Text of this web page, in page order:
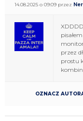
14.08.2025 o 09:09 przez
przez
prostu
OZNACZ